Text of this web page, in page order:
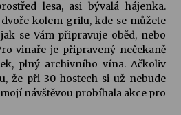
ploty
lesa, asi bývalá hájenka.
kolem grilu, kde se můžete
se Vám připravuje oběd, nebo
vinaře je připravený nečekaně
plný archivního vína. Ačkoliv
že při 30 hostech si už nebude
návštěvou probíhala akce pro